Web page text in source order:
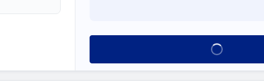
Κλείσε ραντεβού